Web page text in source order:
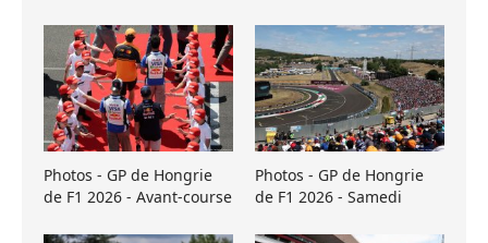
Photos - GP de Hongrie
de F1 2026 - Avant-course
Photos - GP de Hongrie
de F1 2026 - Samedi